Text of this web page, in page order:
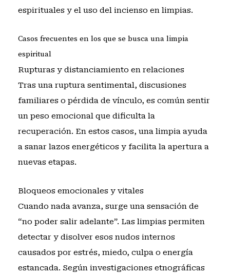
espiritualesy el uso del incienso en limpias.
Casos frecuentes en los que se busca una limpia
espiritual
Rupturas y distanciamiento en relaciones
Tras una ruptura sentimental, discusiones
familiares o pérdida de vínculo, es común sentir
un peso emocional que dificulta la
recuperación. En estos casos, una limpia ayuda
a sanar lazos energéticos y facilita la apertura a
nuevas etapas.
Bloqueos emocionales y vitales
Cuando nada avanza, surge una sensación de
“no poder salir adelante”. Las limpias permiten
detectar y disolver esos nudos internos
causados por estrés, miedo, culpa o energía
estancada. Según investigaciones etnográficas